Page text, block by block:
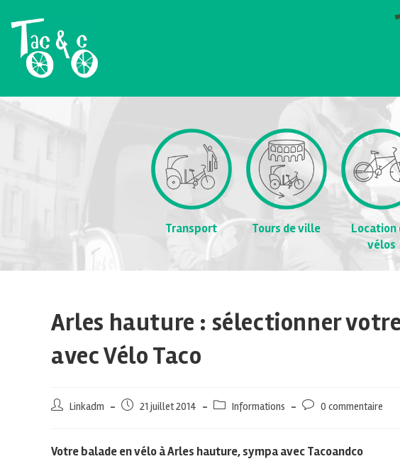
Transport Tours de ville
Location
vélos
Arles hauture : sélectionner
avec Vélo Taco
Linkadm 21 juillet 2014 Informations 0 commentaire
Votre balade en vélo à Arles hauture, sympa avec Tacoandco